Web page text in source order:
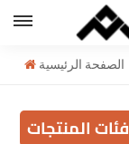
الصفحة الرئيسية
فئات المنتجات